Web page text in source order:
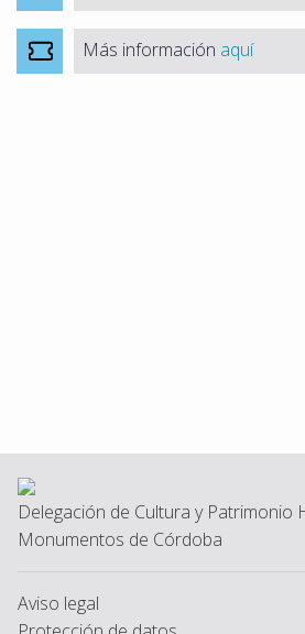
Más información aquí
Delegación de Cultura y Patrimonio
Monumentos de Córdoba
Aviso legal